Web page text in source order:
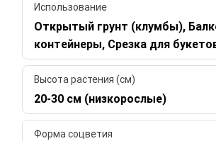
Использование
Открытый грунт (клумбы),
контейнеры, Срезка для
Высота растения (см)
20-30 см (низкорослые)
Форма соцветия